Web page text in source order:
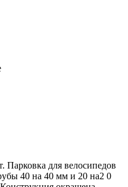
Парковка для велосипедов
40 на 40 мм и 20 на2 0